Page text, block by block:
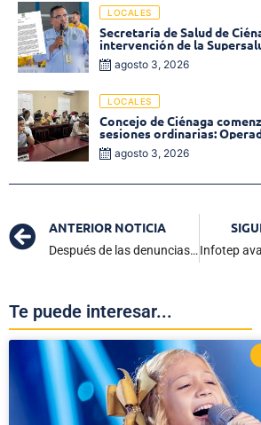
LOCALES
Secretaría de Salud de
intervención de la
de medicamentos en las EPS
agosto 3, 2026
LOCALES
Concejo de Ciénaga
sesiones ordinarias:
tema central de la plenaria
agosto 3, 2026
ANTERIOR NOTICIA
Después de las denuncias de fraude: Elegido nuevo Magistrado de la Corte Constitucional
Te puede interesar...